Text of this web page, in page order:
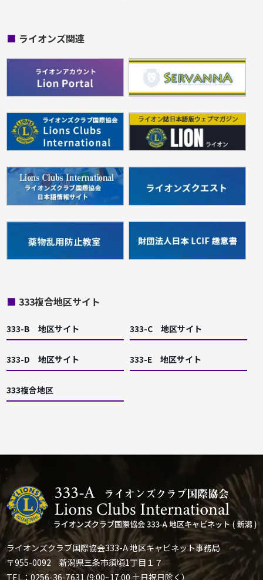
■ ライオンズ関連
■ 333複合地区サイト
333-B 地区サイト 333-C 地区サイト
333-D 地区サイト 333-E 地区サイト
333複合地区
ライオンズクラブ国際協会333-A 地区キャビネット事務局
〒955-0092 新潟県三条市須頃1丁目１７
TEL：0256-36-7631 (9:00~17:00 土日祝日除く）